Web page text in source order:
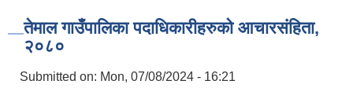
तेमाल गाउँपालिका पदाधिकारीहरुको आचारसंहिता,
२०८०
Submitted on: Mon, 07/08/2024 - 16:21